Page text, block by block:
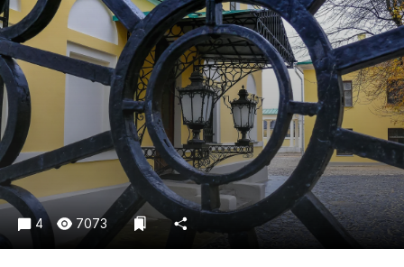
Недвижимость и ЖКХ
Образование
Общество
Погода
Праздники
Происшествия
Экономика и бизнес
ПРОЕКТЫ
4 7073